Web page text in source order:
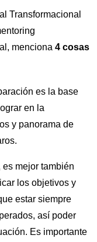
Transformacional
menciona 4 cosas
es la base
en la
y panorama de
mejor también
los objetivos y
estar siempre
así poder
Es importante